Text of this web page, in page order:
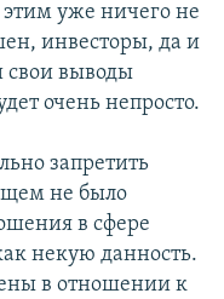
уже ничего не
инвесторы, да и
свои выводы
очень непросто.
запретить
не было
в сфере
некую данность.
в отношении к